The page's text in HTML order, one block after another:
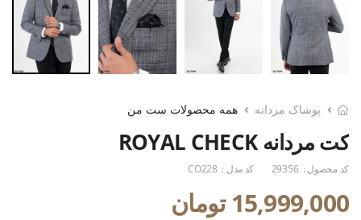
پوشاک مردانه همه محصولات ست من
کت مردانه ROYAL CHECK
کد محصول : 29356 کد مدل : CO228
15,999,000 تومان